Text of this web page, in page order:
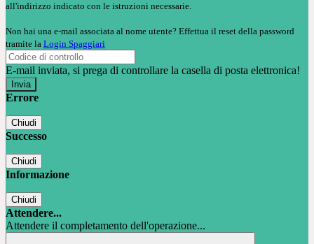
all'indirizzo indicato con le istruzioni necessarie.
Non hai una e-mail associata al nome utente? Effettua il reset della password
tramite la Login Spaggiari
E-mail inviata, si prega di controllare la casella di posta elettronica!
Errore
Chiudi
Successo
Chiudi
Informazione
Chiudi
Attendere...
Attendere il completamento dell'operazione...